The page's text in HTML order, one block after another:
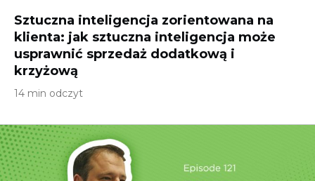
Sztuczna inteligencja zorientowana na
klienta: jak sztuczna inteligencja może
usprawnić sprzedaż dodatkową i
krzyżową
14 min odczyt